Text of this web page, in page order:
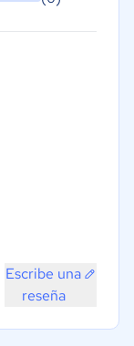
Escribe una
reseña